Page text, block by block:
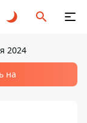
2024
на